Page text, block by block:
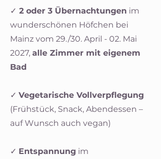
✓ 2 oder 3 Übernachtungen im
wunderschönen Höfchen bei
Mainz vom 29./30. April - 02. Mai
2027, alle Zimmer mit eigenem
Bad
✓ Vegetarische Vollverpflegung
(Frühstück, Snack, Abendessen –
auf Wunsch auch vegan)
✓ Entspannung im